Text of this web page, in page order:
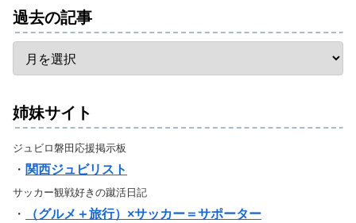
過去の記事
姉妹サイト
ジュビロ磐田応援掲示板
・ 関西ジュビリスト
サッカー観戦好きの蹴活日記
・ （グルメ＋旅行）×サッカー＝サポーター